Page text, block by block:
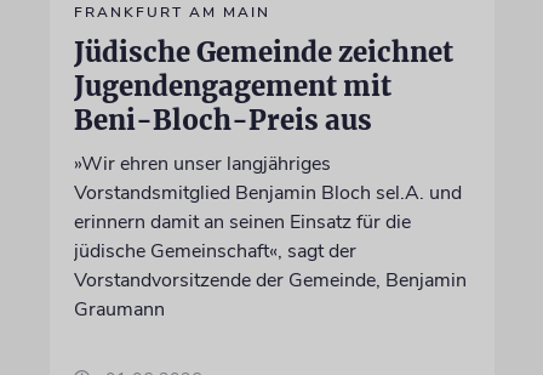
FRANKFURT AM MAIN
Jüdische Gemeinde zeichnet
Jugendengagement mit
Beni-Bloch-Preis aus
»Wir ehren unser langjähriges
Vorstandsmitglied Benjamin Bloch sel.A. und
erinnern damit an seinen Einsatz für die
jüdische Gemeinschaft«, sagt der
Vorstandvorsitzende der Gemeinde, Benjamin
Graumann